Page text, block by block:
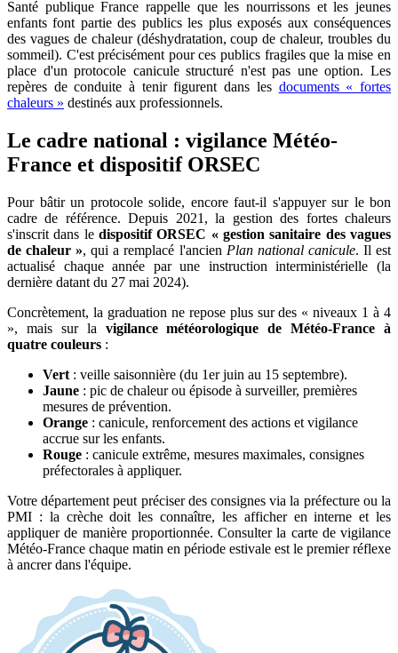
Santé publique France rappelle que les nourrissons et les jeunes
enfants font partie des publics les plus exposés aux conséquences
des vagues de chaleur (déshydratation, coup de chaleur, troubles du
sommeil). C'est précisément pour ces publics fragiles que la mise en
place d'un protocole canicule structuré n'est pas une option. Les
repères de conduite à tenir figurent dans les documents « fortes
chaleurs » destinés aux professionnels.
Le cadre national : vigilance Météo-
France et dispositif ORSEC
Pour bâtir un protocole solide, encore faut-il s'appuyer sur le bon
cadre de référence. Depuis 2021, la gestion des fortes chaleurs
s'inscrit dans le dispositif ORSEC « gestion sanitaire des vagues
de chaleur », qui a remplacé l'ancien Plan national canicule. Il est
actualisé chaque année par une instruction interministérielle (la
dernière datant du 27 mai 2024).
Concrètement, la graduation ne repose plus sur des « niveaux 1 à 4
», mais sur la
vigilance météorologique de Météo-France à
quatre couleurs :
Vert : veille saisonnière (du 1er juin au 15 septembre).
Jaune : pic de chaleur ou épisode à surveiller, premières
mesures de prévention.
Orange : canicule, renforcement des actions et vigilance
accrue sur les enfants.
Rouge : canicule extrême, mesures maximales, consignes
préfectorales à appliquer.
Votre département peut préciser des consignes via la préfecture ou la
PMI : la crèche doit les connaître, les afficher en interne et les
appliquer de manière proportionnée. Consulter la carte de vigilance
Météo-France chaque matin en période estivale est le premier réflexe
à ancrer dans l'équipe.